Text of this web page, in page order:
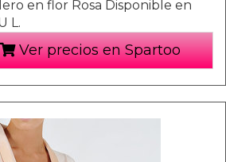
en flor Rosa Disponible en
L.
Ver precios en Spartoo